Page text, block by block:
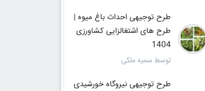
طرح توجیهی احداث باغ میوه |
طرح های اشتغالزایی کشاورزی
1404
توسط سمیه ملکی
طرح توجیهی نیروگاه خورشیدی